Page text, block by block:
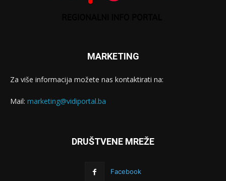
MARKETING
Za više informacija možete nas kontaktirati na:
Mail: marketing@vidiportal.ba
DRUŠTVENE MREŽE
Facebook